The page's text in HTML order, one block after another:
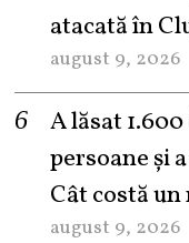
atacată în
august 9, 2026
A lăsat
persoane și
Cât costă
august 9, 2026